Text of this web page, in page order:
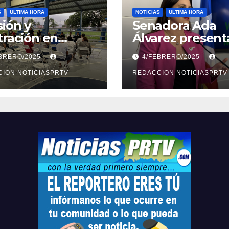
ULTIMA HORA
y
en
sobre
en
2025
NOTICIASPRTV
NOTICIAS ULTIMA HORA
Senadora Ada
Álvarez
medidas ante la
violencia en el
noviazgo
4/FEBRERO/2025
REDACCION NOTICIASPRTV